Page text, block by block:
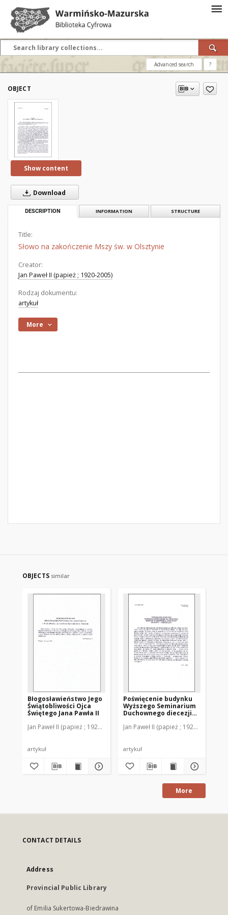
Advanced search ?
OBJECT
Show content
Download
DESCRIPTION INFORMATION STRUCTURE
Title:
Słowo na zakończenie Mszy św. w Olsztynie
Creator:
Jan Paweł II (papież ; 1920-2005)
Rodzaj dokumentu:
artykuł
More
OBJECTS similar
Błogosławieństwo Jego
Świątobliwości Ojca
Świętego Jana Pawła II
Jan Paweł II (papież ; 1920-2005)
artykuł
Poświęcenie budynku
Wyższego Seminarium
Duchownego diecezji
Redykajny
Jan Paweł II (papież ; 1920-2005)
artykuł
More
CONTACT DETAILS
Address
Provincial Public Library
of Emilia Sukertowa-Biedrawina